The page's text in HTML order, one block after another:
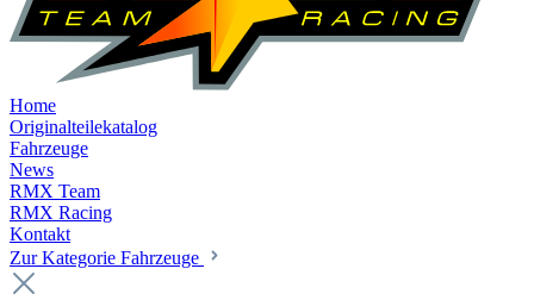
Home
Originalteilekatalog
Fahrzeuge
News
RMX Team
RMX Racing
Kontakt
Zur Kategorie Fahrzeuge